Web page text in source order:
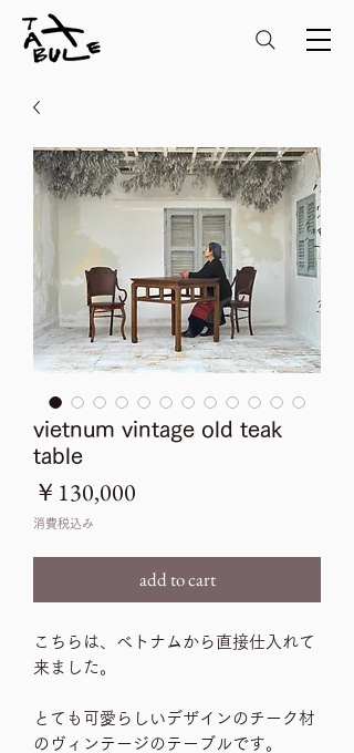
vietnum vintage old teak
table
￥130,000
消費税込み
add to cart
こちらは、ベトナムから直接仕入れて
来ました。
とても可愛らしいデザインのチーク材
のヴィンテージのテーブルです。